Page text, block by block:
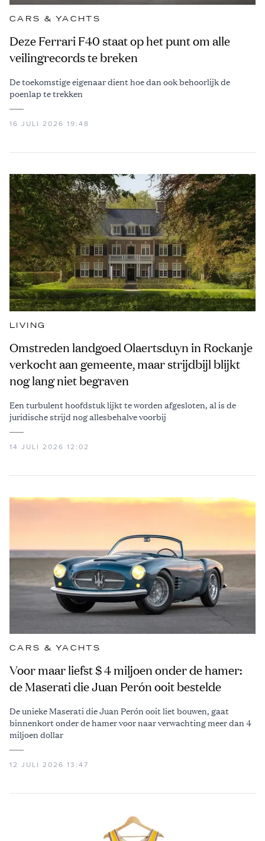
CARS & YACHTS
Deze Ferrari F40 staat op het punt om alle
veilingrecords te breken
De toekomstige eigenaar dient hoe dan ook behoorlijk de
poenlap te trekken
16 JULI 2026 19:48
LIVING
Omstreden landgoed Olaertsduyn in Rockanje
verkocht aan gemeente, maar strijdbijl blijkt
nog lang niet begraven
Een turbulent hoofdstuk lijkt te worden afgesloten, al is de
juridische strijd nog allesbehalve voorbij
14 JULI 2026 12:02
CARS & YACHTS
Voor maar liefst $ 4 miljoen onder de hamer:
de Maserati die Juan Perón ooit bestelde
De unieke Maserati die Juan Perón ooit liet bouwen, gaat
binnenkort onder de hamer voor naar verwachting meer dan 4
miljoen dollar
12 JULI 2026 13:47